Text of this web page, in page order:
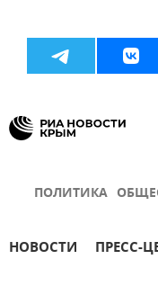
ПОЛИТИКА
НОВОСТИ ПРЕСС-